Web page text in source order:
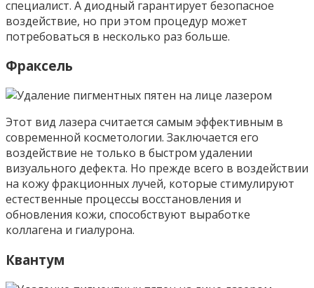
специалист. А диодный гарантирует безопасное
воздействие, но при этом процедур может
потребоваться в несколько раз больше.
Фраксель
Этот вид лазера считается самым эффективным в
современной косметологии. Заключается его
воздействие не только в быстром удалении
визуального дефекта. Но прежде всего в воздействии
на кожу фракционных лучей, которые стимулируют
естественные процессы восстановления и
обновления кожи, способствуют выработке
коллагена и гиалурона.
Квантум